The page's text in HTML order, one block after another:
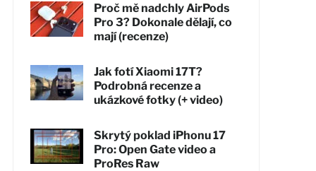
Proč mě nadchly AirPods
Pro 3? Dokonale dělají, co
mají (recenze)
Jak fotí Xiaomi 17T?
Podrobná recenze a
ukázkové fotky (+ video)
Skrytý poklad iPhonu 17
Pro: Open Gate video a
ProRes Raw